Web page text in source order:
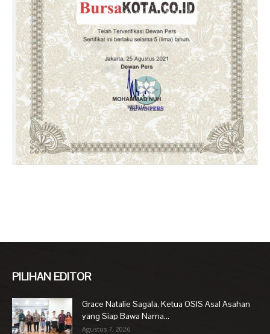
PILIHAN EDITOR
Grace Natalie Sagala, Ketua OSIS Asal Asahan
yang Siap Bawa Nama...
Agustus 7, 2026